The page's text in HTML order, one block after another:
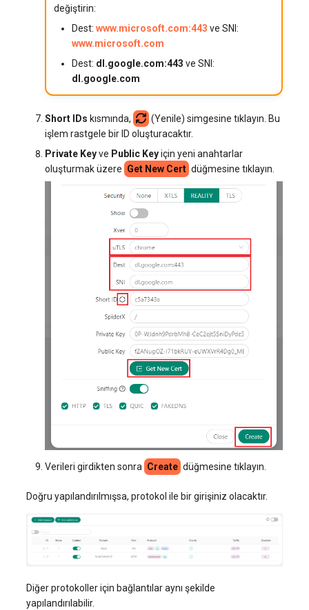
değiştirin:
Dest:www.microsoft.com:443 ve SNI:
www.microsoft.com
Dest: dl.google.com:443 ve SNI:
dl.google.com
Short IDs kısmında,
(Yenile) simgesine tıklayın. Bu
işlem rastgele bir ID oluşturacaktır.
Private Keyve Public Keyiçin yeni anahtarlar
oluşturmak üzere Get New Cert düğmesine tıklayın.
Verileri girdikten sonra Create düğmesine tıklayın.
Doğru yapılandırılmışsa, protokol ile bir girişiniz olacaktır.
Diğer protokoller için bağlantılar aynı şekilde
yapılandırılabilir.